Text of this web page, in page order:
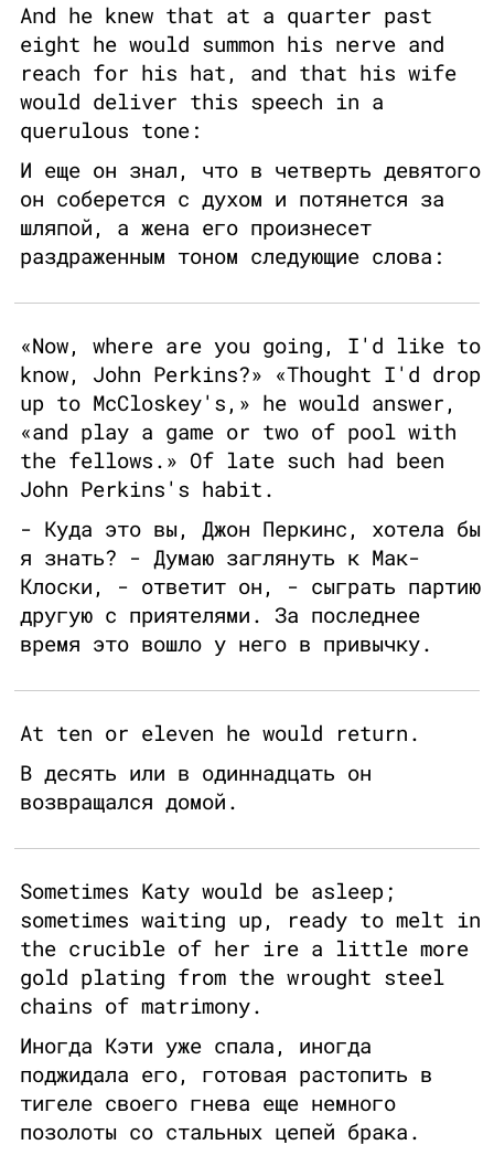
And he knew that at a quarter past
eight he would summon his nerve and
reach for his hat, and that his wife
would deliver this speech in a
querulous tone:
И еще он знал, что в четверть девятого
он соберется с духом и потянется за
шляпой, а жена его произнесет
раздраженным тоном следующие слова:
«Now, where are you going, I'd like to
know, John Perkins?» «Thought I'd drop
up to McCloskey's,» he would answer,
«and play a game or two of pool with
the fellows.» Of late such had been
John Perkins's habit.
- Куда это вы, Джон Перкинс, хотела бы
я знать? - Думаю заглянуть к Мак-
Клоски, - ответит он, - сыграть партию
другую с приятелями. За последнее
время это вошло у него в привычку.
At ten or eleven he would return.
В десять или в одиннадцать он
возвращался домой.
Sometimes Katy would be asleep;
sometimes waiting up, ready to melt in
the crucible of her ire a little more
gold plating from the wrought steel
chains of matrimony.
Иногда Кэти уже спала, иногда
поджидала его, готовая растопить в
тигеле своего гнева еще немного
позолоты со стальных цепей брака.